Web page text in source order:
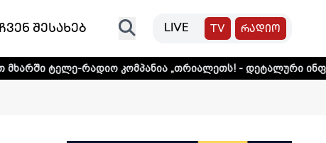
ჩვენ შესახებ LIVE TV რადიო
რადიო კომპანია „თრიალეთს! - დეტალური